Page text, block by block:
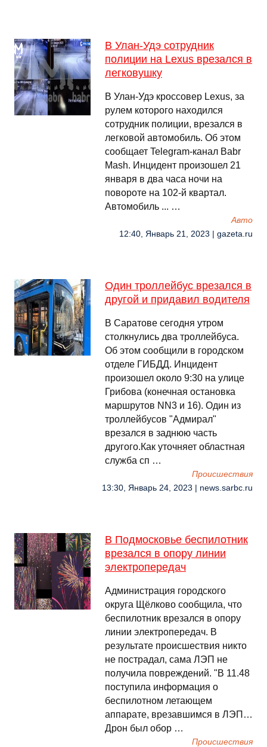
В Улан-Удэ сотрудник
полиции на Lexus врезался в
легковушку
В Улан-Удэ кроссовер Lexus, за
рулем которого находился
сотрудник полиции, врезался в
легковой автомобиль. Об этом
сообщает Telegram-канал Babr
Mash. Инцидент произошел 21
января в два часа ночи на
повороте на 102-й квартал.
Автомобиль ... …
Авто
12:40, Январь 21, 2023 | gazeta.ru
Один троллейбус врезался в
другой и придавил водителя
В Саратове сегодня утром
столкнулись два троллейбуса.
Об этом сообщили в городском
отделе ГИБДД. Инцидент
произошел около 9:30 на улице
Грибова (конечная остановка
маршрутов NN3 и 16). Один из
троллейбусов "Адмирал"
врезался в заднюю часть
другого.Как уточняет областная
служба сп …
Происшествия
13:30, Январь 24, 2023 | news.sarbc.ru
В Подмосковье беспилотник
врезался в опору линии
электропередач
Администрация городского
округа Щёлково сообщила, что
беспилотник врезался в опору
линии электропередач. В
результате происшествия никто
не пострадал, сама ЛЭП не
получила повреждений. "В 11.48
поступила информация о
беспилотном летающем
аппарате, врезавшимся в ЛЭП…
Дрон был обор …
Происшествия